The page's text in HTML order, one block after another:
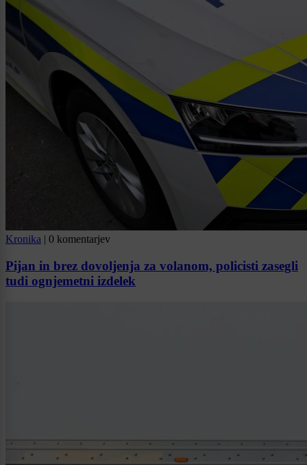
Kronika | 0 komentarjev
Pijan in brez dovoljenja za volanom, policisti zasegli
tudi ognjemetni izdelek